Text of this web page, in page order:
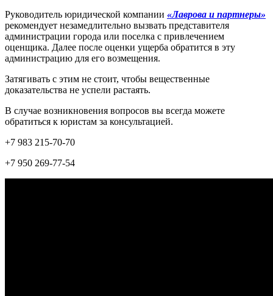
Руководитель юридической компании «Лаврова и партнеры»
рекомендует незамедлительно вызвать представителя
администрации города или поселка с привлечением
оценщика. Далее после оценки ущерба обратится в эту
администрацию для его возмещения.
Затягивать с этим не стоит, чтобы вещественные
доказательства не успели растаять.
В случае возникновения вопросов вы всегда можете
обратиться к юристам за консультацией.
+7 983 215-70-70
+7 950 269-77-54